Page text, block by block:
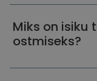
Miks on
ostmiseks?